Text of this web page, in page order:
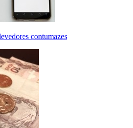
contumazes